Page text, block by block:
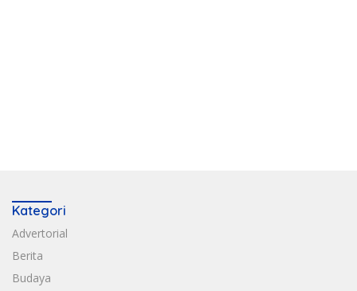
Kategori
Advertorial
Berita
Budaya